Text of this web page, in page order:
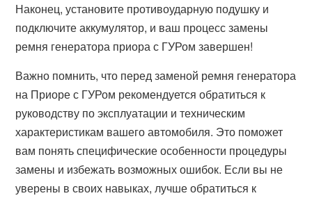
Наконец, установите противоударную подушку и
подключите аккумулятор, и ваш процесс замены
ремня генератора приора с ГУРом завершен!
Важно помнить, что перед заменой ремня генератора
на Приоре с ГУРом рекомендуется обратиться к
руководству по эксплуатации и техническим
характеристикам вашего автомобиля. Это поможет
вам понять специфические особенности процедуры
замены и избежать возможных ошибок. Если вы не
уверены в своих навыках, лучше обратиться к